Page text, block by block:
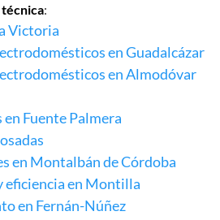
:
Victoria
en Guadalcázar
en Almodóvar
Fuente Palmera
en Montalbán de Córdoba
eficiencia en Montilla
en Fernán-Núñez